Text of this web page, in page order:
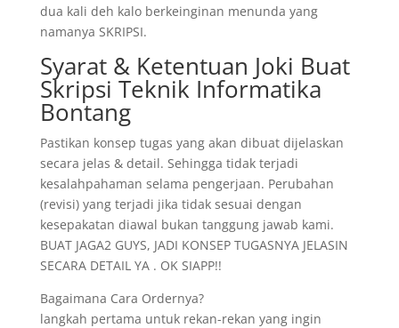
dua kali deh kalo berkeinginan menunda yang
namanya SKRIPSI.
Syarat & Ketentuan Joki Buat
Skripsi Teknik Informatika
Bontang
Pastikan konsep tugas yang akan dibuat dijelaskan
secara jelas & detail. Sehingga tidak terjadi
kesalahpahaman selama pengerjaan. Perubahan
(revisi) yang terjadi jika tidak sesuai dengan
kesepakatan diawal bukan tanggung jawab kami.
BUAT JAGA2 GUYS, JADI KONSEP TUGASNYA JELASIN
SECARA DETAIL YA . OK SIAPP!!
Bagaimana Cara Ordernya?
langkah pertama untuk rekan-rekan yang ingin